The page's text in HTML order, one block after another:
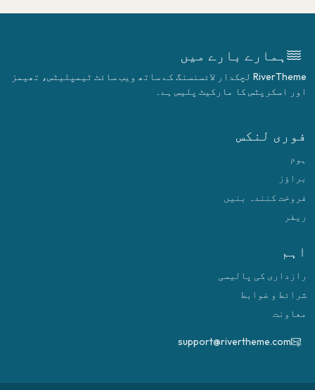
ہمارے بارے میں
RiverTheme لچکدار لائسنسنگ کے ساتھ ویب سائٹ ٹیمپلیٹس، تھیمز
اور اسکرپٹس کا مارکیٹ پلیس ہے۔
فوری لنکس
ہوم
براؤز
فروخت کنندہ بنیں
ریفر
اہم
رازداری کی پالیسی
شرائط و ضوابط
معاونت
support@rivertheme.com